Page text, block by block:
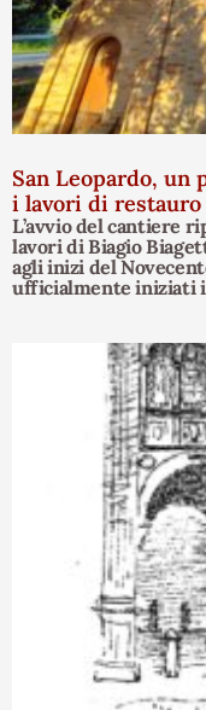
San Leopardo, un
i lavori di restauro
L’avvio del cantiere
lavori di Biagio
agli inizi del
ufficialmente iniziati